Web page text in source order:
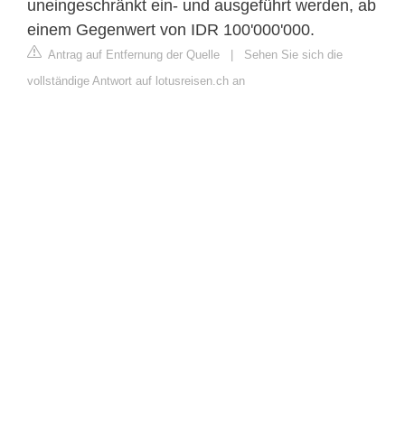
uneingeschränkt ein- und ausgeführt werden, ab
einem Gegenwert von IDR 100'000'000.
Antrag auf Entfernung der Quelle | Sehen Sie sich die
vollständige Antwort auf lotusreisen.ch an